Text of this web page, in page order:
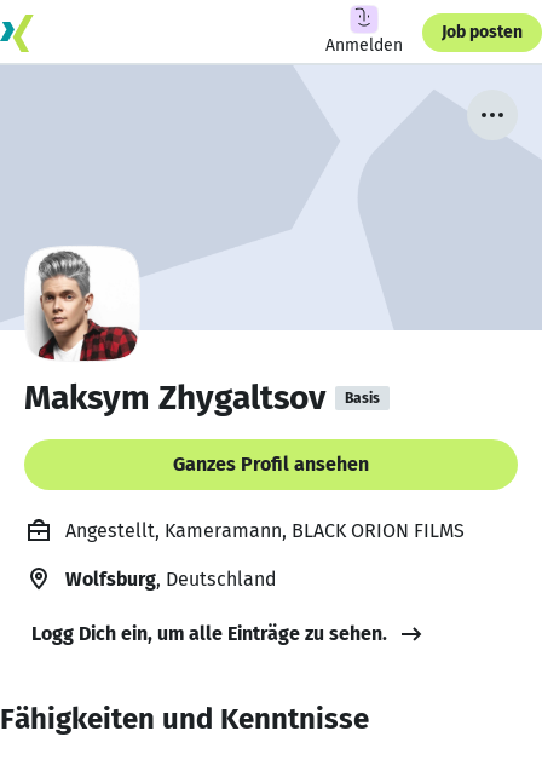
Anmelden
Job posten
Maksym Zhygaltsov Basis
Ganzes Profil ansehen
Angestellt, Kameramann, BLACK ORION FILMS
Wolfsburg, Deutschland
Logg Dich ein, um alle Einträge zu sehen.
Fähigkeiten und Kenntnisse